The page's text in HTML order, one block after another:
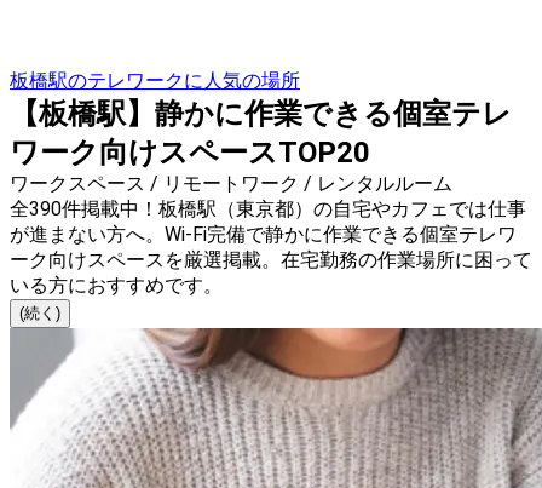
板橋駅のテレワークに人気の場所
【板橋駅】静かに作業できる個室テレ
ワーク向けスペースTOP20
ワークスペース / リモートワーク / レンタルルーム
全390件掲載中！板橋駅（東京都）の自宅やカフェでは仕事
が進まない方へ。Wi-Fi完備で静かに作業できる個室テレワ
ーク向けスペースを厳選掲載。在宅勤務の作業場所に困って
いる方におすすめです。
(続く)